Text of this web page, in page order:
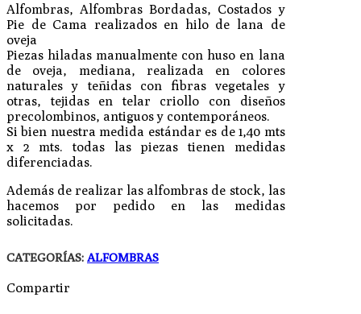
Alfombras, Alfombras Bordadas, Costados y
Pie de Cama realizados en hilo de lana de
oveja
Piezas hiladas manualmente con huso en lana
de oveja, mediana, realizada en colores
naturales y teñidas con fibras vegetales y
otras, tejidas en telar criollo con diseños
precolombinos, antiguos y contemporáneos.
Si bien nuestra medida estándar es de 1,40 mts
x 2 mts. todas las piezas tienen medidas
diferenciadas.
Además de realizar las alfombras de stock, las
hacemos por pedido en las medidas
solicitadas.
CATEGORÍAS: ALFOMBRAS
Compartir